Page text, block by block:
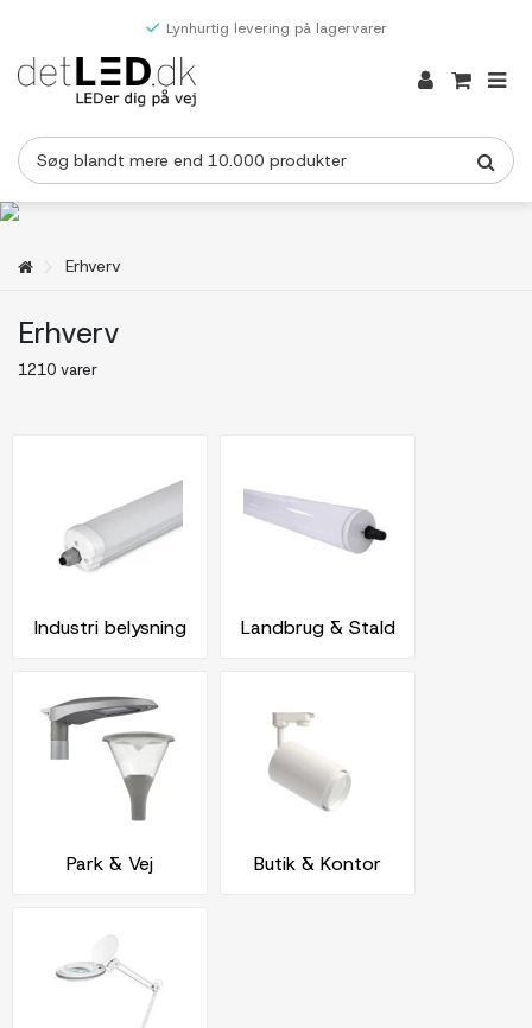
Lynhurtig levering på lagervarer
Erhverv
Erhverv
1210 varer
Industri belysning Landbrug & Stald
Park & Vej Butik & Kontor